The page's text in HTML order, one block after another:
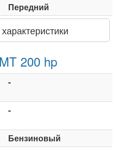
Передний
200 hp
-
-
Бензиновый